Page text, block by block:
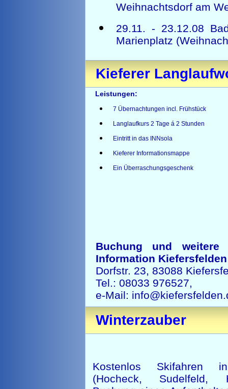
Weihnachtsdorf am
29.11. - 23.12.08
Marienplatz
Kieferer
Leistungen:
7 Übernachtungen incl. Frühstück
Langlaufkurs 2 Tage á 2 Stunden
Eintritt in das INNsola
Kieferer Informationsmappe
Ein Überraschungsgeschenk
Buchung und weitere
Information Kiefersfelden
Dorfstr. 23, 83088
Tel.: 08033 976527,
e-Mail:
Winterzauber
Kostenlos Skifahren
(Hocheck, Sudelfeld,